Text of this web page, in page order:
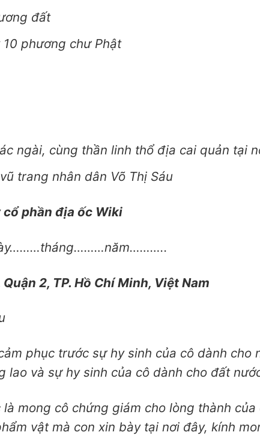
đất
phương chư Phật
ngài, cùng thần linh thổ địa cai quản tại
trang nhân dân Võ Thị Sáu
cổ phần địa ốc Wiki
2, TP. Hồ Chí Minh, Việt Nam
phục trước sự hy sinh của cô dành cho
và sự hy sinh của cô dành cho đất
mong cô chứng giám cho lòng thành của
vật mà con xin bày tại nơi đây, kính